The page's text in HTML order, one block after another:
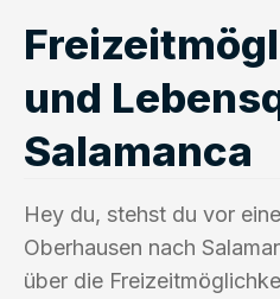
und
Salamanca
Hey du, stehst du vor
Oberhausen nach
über die